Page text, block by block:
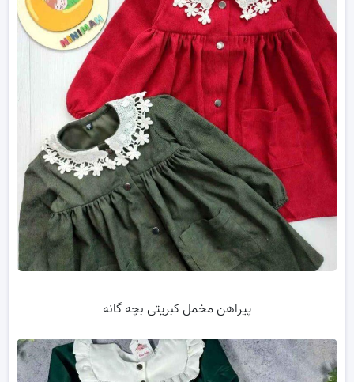
پیراهن مخمل کبریتی بچه گانه